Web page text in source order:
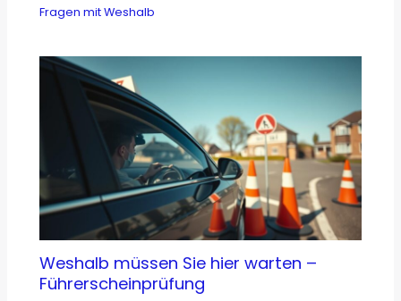
Fragen mit Weshalb
Weshalb müssen Sie hier warten –
Führerscheinprüfung